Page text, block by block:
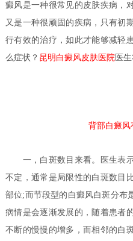
癜风是一种很常见的皮肤疾病，
又是一种很顽固的疾病，只有初
行有效的治疗，如此才能够减轻
么症状？ 昆明白癜风皮肤医院 医生
背部白癜风
一，白斑数目来看。医生表示
不定，通常是局限性的白斑数目
部位;而节段型的白癜风白斑分布
病情是会逐渐发展的，随着患者
不断的慢慢的增多，而相邻的白